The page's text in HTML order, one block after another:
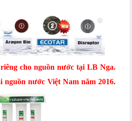
cho nguồn nước tại LB Nga.
nguồn nước Việt Nam năm 2016.